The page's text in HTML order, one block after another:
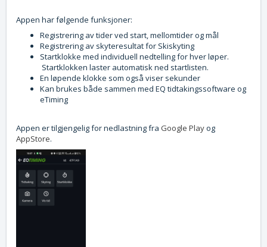
Appen har følgende funksjoner:
Registrering av tider ved start, mellomtider og mål
Registrering av skyteresultat for Skiskyting
Startklokke med individuell nedtelling for hver løper.
Startklokken laster automatisk ned startlisten.
En løpende klokke som også viser sekunder
Kan brukes både sammen med EQ tidtakingssoftware og
eTiming
Appen er tilgjengelig for nedlastning fra Google Playog
AppStore.